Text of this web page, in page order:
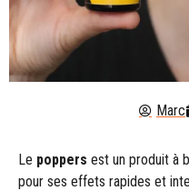
Marc
Le poppers est un produit à
pour ses effets rapides et